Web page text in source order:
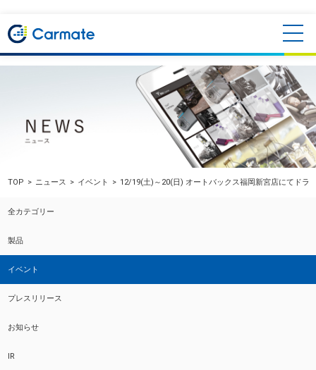
TOP ニュース イベント 12/19(土)～20(日) オートバックス福岡新宮店にてドラ
全カテゴリー
製品
イベント
プレスリリース
お知らせ
IR